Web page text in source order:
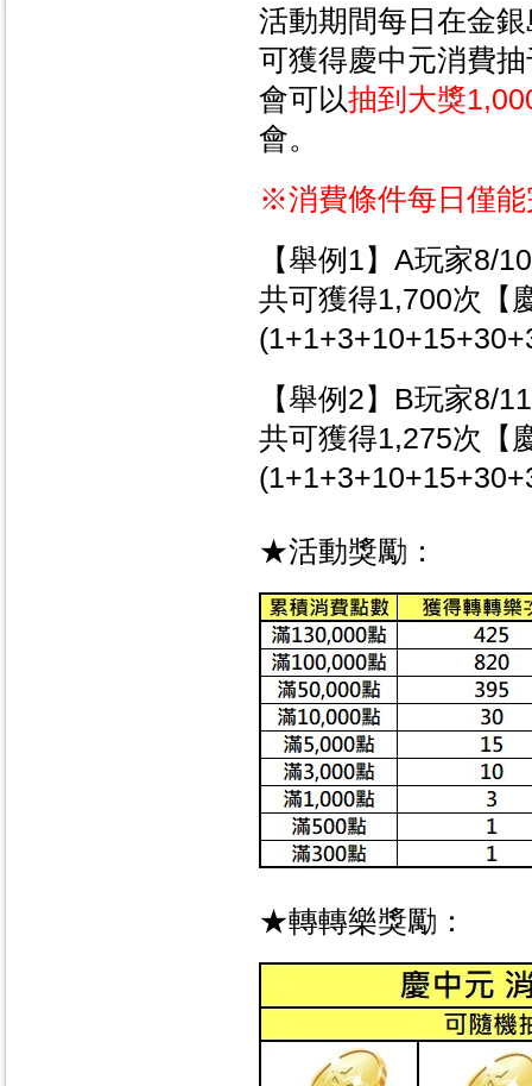
活動期間每日在金
可獲得慶中元消費
會可以抽到大獎
會。
※消費條件每日僅
【舉例1】A玩家8/
共可獲得1,700次【
【舉例2】B玩家8/
共可獲得1,275次【
★活動獎勵：
★轉轉樂獎勵：